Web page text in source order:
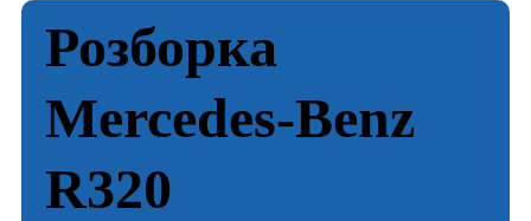
Розборка
Mercedes-Benz
R320